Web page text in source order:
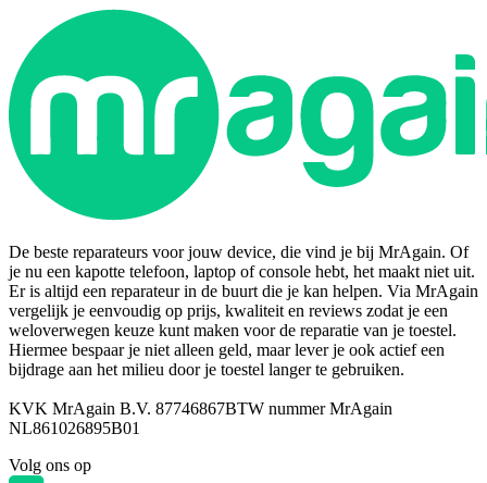
De beste reparateurs voor jouw device, die vind je bij MrAgain. Of
je nu een kapotte telefoon, laptop of console hebt, het maakt niet uit.
Er is altijd een reparateur in de buurt die je kan helpen. Via MrAgain
vergelijk je eenvoudig op prijs, kwaliteit en reviews zodat je een
weloverwegen keuze kunt maken voor de reparatie van je toestel.
Hiermee bespaar je niet alleen geld, maar lever je ook actief een
bijdrage aan het milieu door je toestel langer te gebruiken.
KVK MrAgain B.V. 87746867BTW nummer MrAgain
NL861026895B01
Volg ons op